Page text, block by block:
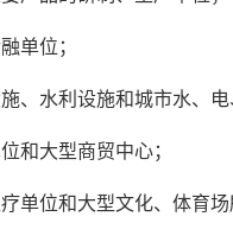
单位；
、水利设施和城市水、电
和大型商贸中心；
单位和大型文化、体育场